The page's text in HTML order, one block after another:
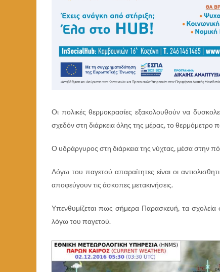
Οι πολικές θερμοκρασίες εξακολουθούν να
σχεδόν στη διάρκεια όλης της μέρας, το θερμόμετρο
Ο υδράργυρος στη διάρκεια της νύχτας, μέσα στην
Λόγω του παγετού απαραίτητες είναι οι
αποφεύγουν τις άσκοπες μετακινήσεις.
Υπενθυμίζεται πως σήμερα Παρασκευή, τα
λόγω του παγετού.